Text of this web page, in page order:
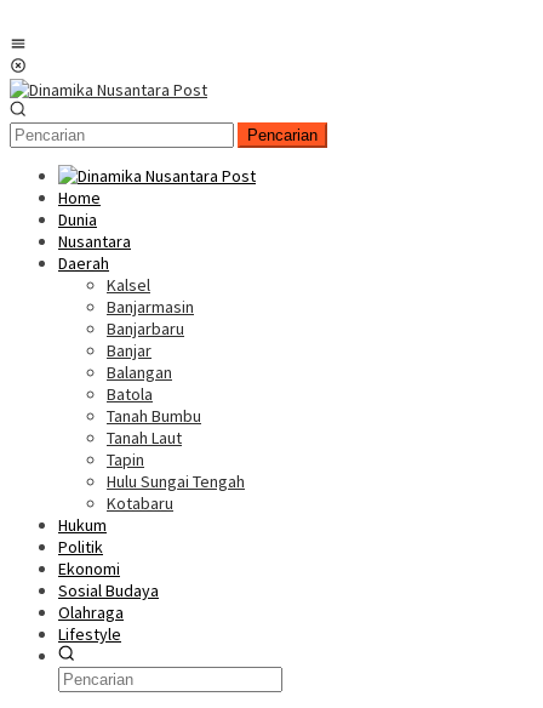
Pencarian
Home
Dunia
Nusantara
Daerah
Kalsel
Banjarmasin
Banjarbaru
Banjar
Balangan
Batola
Tanah Bumbu
Tanah Laut
Tapin
Hulu Sungai Tengah
Kotabaru
Hukum
Politik
Ekonomi
Sosial Budaya
Olahraga
Lifestyle